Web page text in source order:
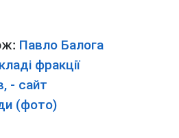
Павло Балога
фракції
- сайт
(фото)